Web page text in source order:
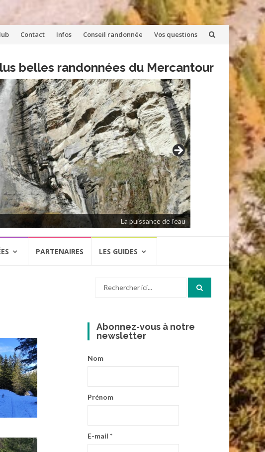
Contact Infos Conseil randonnée Vos questions
belles randonnées du Mercantour
La puissance de l'eau
PARTENAIRES LES GUIDES
Abonnez-vous à notre
newsletter
Nom
Prénom
E-mail *